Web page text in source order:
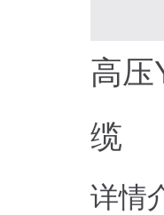
高压
缆
详情